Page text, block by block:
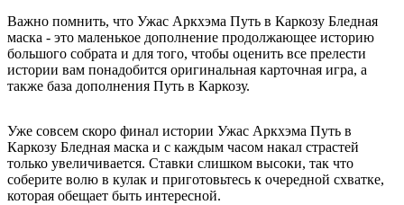
Важно помнить, что Ужас Аркхэма Путь в Каркозу Бледная
маска - это маленькое дополнение продолжающее историю
большого собрата и для того, чтобы оценить все прелести
истории вам понадобится оригинальная карточная игра, а
также база дополнения Путь в Каркозу.
Уже совсем скоро финал истории Ужас Аркхэма Путь в
Каркозу Бледная маска и с каждым часом накал страстей
только увеличивается. Ставки слишком высоки, так что
соберите волю в кулак и приготовьтесь к очередной схватке,
которая обещает быть интересной.